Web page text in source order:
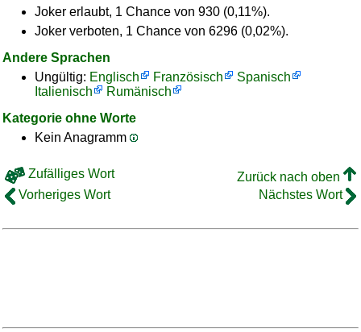
Joker erlaubt, 1 Chance von 930 (0,11%).
Joker verboten, 1 Chance von 6296 (0,02%).
Andere Sprachen
Ungültig: Englisch Französisch
Spanisch
Italienisch
Rumänisch
Kategorie ohne Worte
Kein Anagramm
Zufälliges Wort
Zurück nach oben
Vorheriges Wort
Nächstes Wort